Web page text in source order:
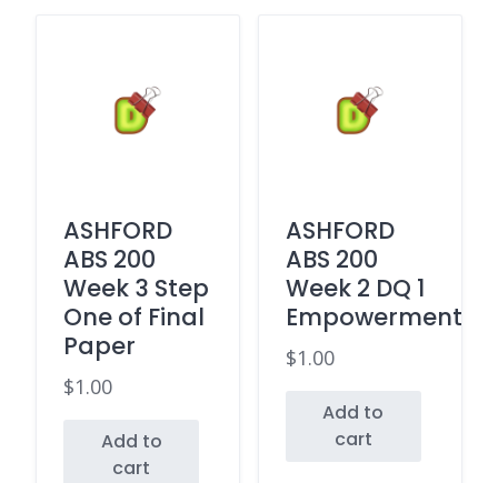
ASHFORD
ABS 200
Week 3 Step
One of Final
Paper
$1.00
Add to
cart
ASHFORD
ABS 200
Week 2 DQ 1
Empowerment
$1.00
Add to
cart